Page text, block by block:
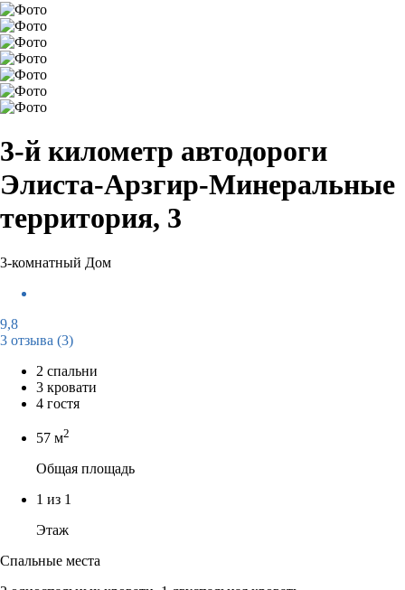
3-й километр автодороги
Элиста-Арзгир-Минеральные
территория, 3
3-комнатный Дом
9,8
3 отзыва (3)
2 спальни
3 кровати
4 гостя
57 м2
Общая площадь
1 из 1
Этаж
Спальные места